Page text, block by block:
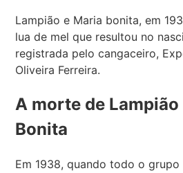
Lampião e Maria bonita, em
lua de mel que resultou no
registrada pelo cangaceiro,
Oliveira Ferreira.
A morte de Lampião
Bonita
Em 1938, quando todo o